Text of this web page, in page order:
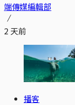
端傳媒編輯部
2 天前
播客